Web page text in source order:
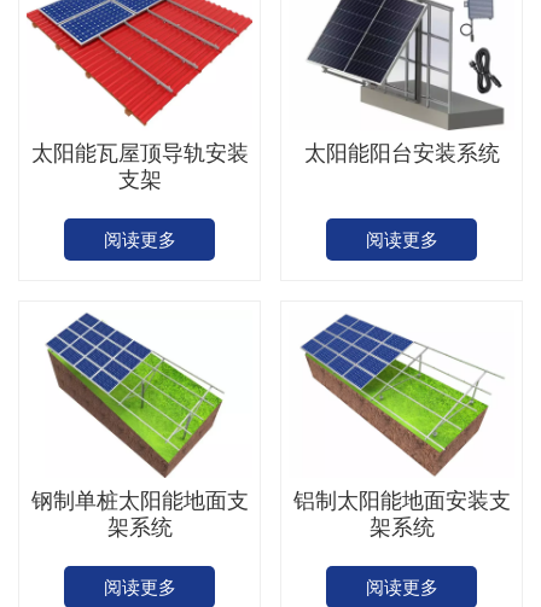
太阳能瓦屋顶导轨安装
支架
阅读更多
太阳能阳台安装系统
阅读更多
钢制单桩太阳能地面支
架系统
阅读更多
铝制太阳能地面安装支
架系统
阅读更多